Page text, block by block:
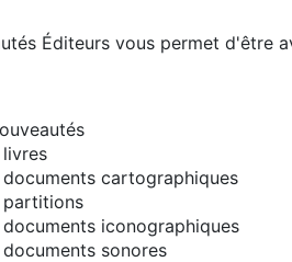
Éditeurs vous permet d'être
cartographiques
partitions
iconographiques
sonores